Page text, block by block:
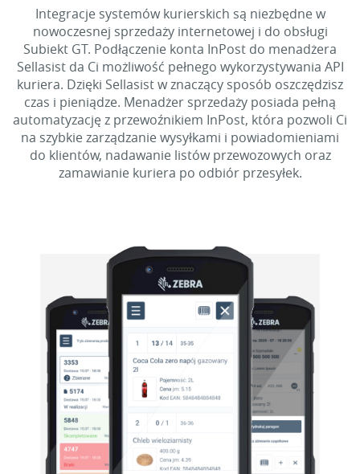
Integracje systemów kurierskich są niezbędne w
nowoczesnej sprzedaży internetowej i do obsługi
Subiekt GT. Podłączenie konta InPost do menadżera
Sellasist da Ci możliwość pełnego wykorzystywania API
kuriera. Dzięki Sellasist w znaczący sposób oszczędzisz
czas i pieniądze. Menadżer sprzedaży posiada pełną
automatyzację z przewoźnikiem InPost, która pozwoli Ci
na szybkie zarządzanie wysyłkami i powiadomieniami
do klientów, nadawanie listów przewozowych oraz
zamawianie kuriera po odbiór przesyłek.